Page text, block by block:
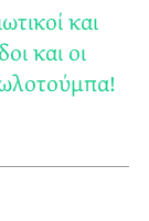
και
και οι